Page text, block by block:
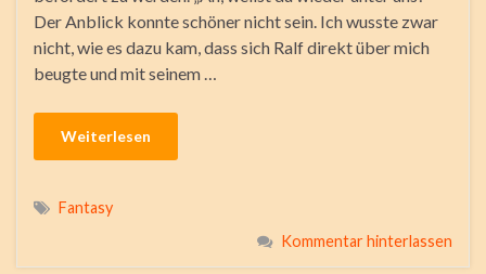
Der Anblick konnte schöner nicht sein. Ich wusste zwar
nicht, wie es dazu kam, dass sich Ralf direkt über mich
beugte und mit seinem …
Weiterlesen
Fantasy
Kommentar hinterlassen